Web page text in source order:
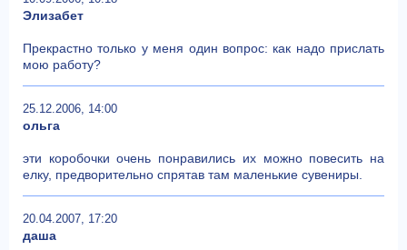
Элизабет
Прекрастно только у меня один вопрос: как надо прислать
мою работу?
25.12.2006, 14:00
ольга
эти коробочки очень понравились их можно повесить на
елку, предворительно спрятав там маленькие сувениры.
20.04.2007, 17:20
даша